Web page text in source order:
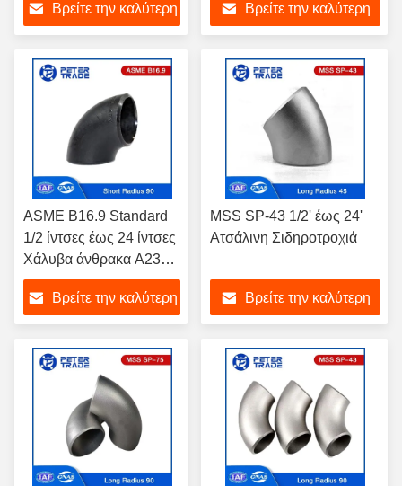
Βρείτε την καλύτερη
αγκώναΒρείτε την καλύτερη
ASME B16.9 Standard
1/2 ίντσες έως 24 ίντσες
Χάλυβα άνθρακα A234
WPB συγκόλληση 90
μοίρες σύντομη ακτίνα
αγκώνες SCH 40
Βρείτε την καλύτερη
MSS SP-43 1/2' έως 24'
Ατσάλινη Σιδηροτροχιά
Βρείτε την καλύτερη